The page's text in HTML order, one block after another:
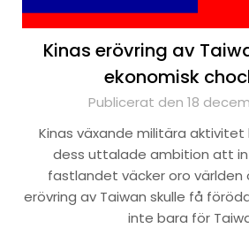
Kinas erövring av
ekonomisk
Publicerat den 18
Kinas växande militära aktivitet
dess uttalade ambition att
fastlandet väcker oro världen
erövring av Taiwan skulle få
inte bara för